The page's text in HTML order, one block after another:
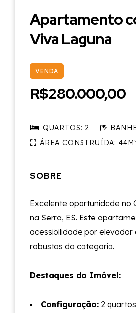
Apartamento
Viva Laguna
VENDA
R$280.000,00
QUARTOS: 2
ÁREA CONSTRUÍDA: 44M²
SOBRE
Excelente oportunidade no
na Serra, ES. Este
acessibilidade por elevador
robustas da categoria.
Destaques do Imóvel:
Configuração: 2